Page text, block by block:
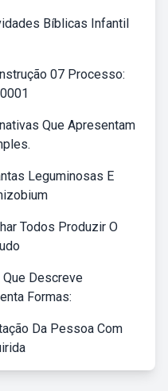
Bíblicas Infantil
07 Processo:
Que Apresentam
Leguminosas E
Todos Produzir O
Descreve
Formas:
Da Pessoa Com